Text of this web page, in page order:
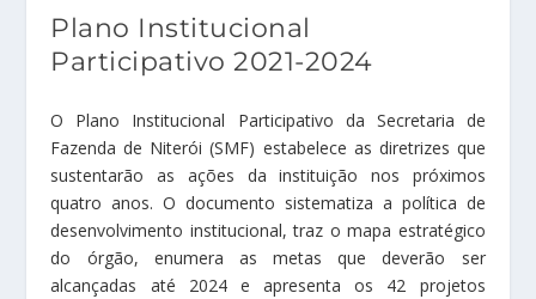
Plano Institucional
Participativo 2021-2024
O Plano Institucional Participativo da Secretaria de
Fazenda de Niterói (SMF) estabelece as diretrizes que
sustentarão as ações da instituição nos próximos
quatro anos. O documento sistematiza a política de
desenvolvimento institucional, traz o mapa estratégico
do órgão, enumera as metas que deverão ser
alcançadas até 2024 e apresenta os 42 projetos